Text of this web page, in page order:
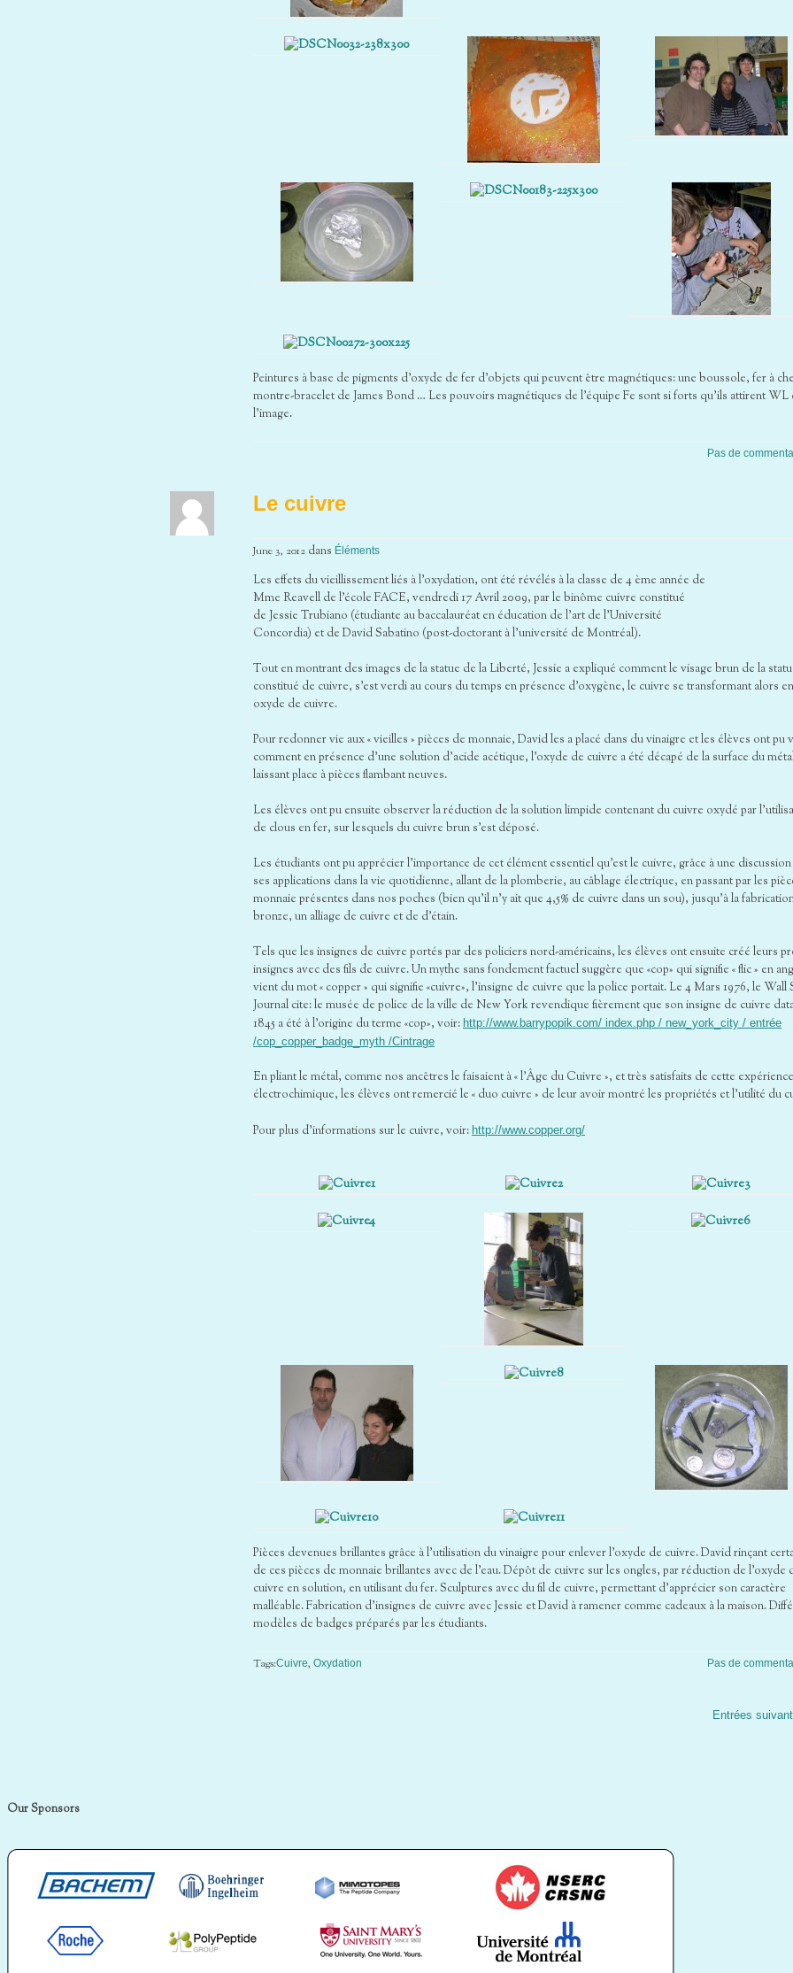
Peintures à base de pigments d’oxyde de fer d’objets qui peuvent être magnétiques: une boussole, fer à
montre-bracelet de James Bond … Les pouvoirs magnétiques de l’équipe Fe sont si forts qu’ils attirent WL
l’image.
Pas de
Le cuivre
June 3, 2012 dans Éléments
Les effets du vieillissement liés à l’oxydation, ont été révélés à la classe de 4 ème année de
Mme Reavell de l’école FACE, vendredi 17 Avril 2009, par le binôme cuivre constitué
de Jessie Trubiano (étudiante au baccalauréat en éducation de l’art de l’Université
Concordia) et de David Sabatino (post-doctorant à l’université de Montréal).
Tout en montrant des images de la statue de la Liberté, Jessie a expliqué comment le visage brun de la
constitué de cuivre, s’est verdi au cours du temps en présence d’oxygène, le cuivre se transformant alors en
oxyde de cuivre.
Pour redonner vie aux « vieilles » pièces de monnaie, David les a placé dans du vinaigre et les élèves ont pu
comment en présence d’une solution d’acide acétique, l’oxyde de cuivre a été décapé de la surface du
laissant place à pièces flambant neuves.
Les élèves ont pu ensuite observer la réduction de la solution limpide contenant du cuivre oxydé par
de clous en fer, sur lesquels du cuivre brun s’est déposé.
Les étudiants ont pu apprécier l’importance de cet élément essentiel qu’est le cuivre, grâce à une
ses applications dans la vie quotidienne, allant de la plomberie, au câblage électrique, en passant par les
monnaie présentes dans nos poches (bien qu’il n’y ait que 4,5% de cuivre dans un sou), jusqu’à la
bronze, un alliage de cuivre et de d’étain.
Tels que les insignes de cuivre portés par des policiers nord-américains, les élèves ont ensuite créé leurs
insignes avec des fils de cuivre. Un mythe sans fondement factuel suggère que «cop» qui signifie « flic » en
vient du mot « copper » qui signifie «cuivre», l’insigne de cuivre que la police portait. Le 4 Mars 1976, le Wall
Journal cite: le musée de police de la ville de New York revendique fièrement que son insigne de cuivre
1845 a été à l’origine du terme «cop», voir: http://www.barrypopik.com/ index.php / new_york_city / entrée
/cop_copper_badge_myth /Cintrage
En pliant le métal, comme nos ancêtres le faisaient à « l’Âge du Cuivre », et très satisfaits de cette expérience
électrochimique, les élèves ont remercié le « duo cuivre » de leur avoir montré les propriétés et l’utilité du
Pour plus d’informations sur le cuivre, voir: http://www.copper.org/
Pièces devenues brillantes grâce à l’utilisation du vinaigre pour enlever l’oxyde de cuivre. David rinçant
de ces pièces de monnaie brillantes avec de l’eau. Dépôt de cuivre sur les ongles, par réduction de l’oxyde
cuivre en solution, en utilisant du fer. Sculptures avec du fil de cuivre, permettant d’apprécier son caractère
malléable. Fabrication d’insignes de cuivre avec Jessie et David à ramener comme cadeaux à la maison.
modèles de badges préparés par les étudiants.
Tags:Cuivre, Oxydation Pas de
Entrées
Our Sponsors